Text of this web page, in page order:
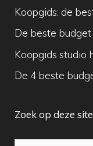
Koopgids: de
De beste
Koopgids studio
De 4 beste
Zoek op deze site